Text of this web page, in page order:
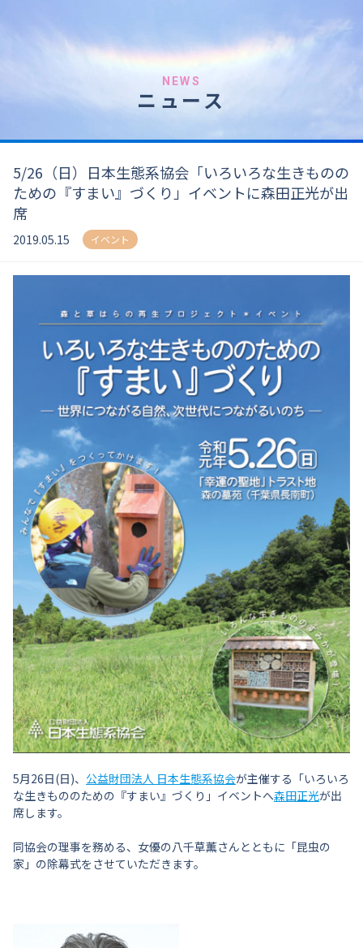
NEWS
ニュース
5/26（日）日本生態系協会「いろいろな生きものの
ための『すまい』づくり」イベントに森田正光が出
席
2019.05.15 イベント
5月26日(日)、 公益財団法人 日本生態系協会が主催する「いろいろ
な生きもののための『すまい』づくり」イベントへ森田正光が出
席します。
同協会の理事を務める、女優の八千草薫さんとともに「昆虫の
家」の除幕式をさせていただきます。